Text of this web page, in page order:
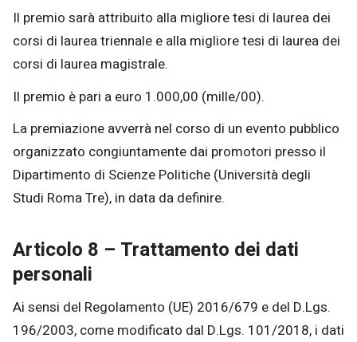
Il premio sarà attribuito alla migliore tesi di laurea dei
corsi di laurea triennale e alla migliore tesi di laurea dei
corsi di laurea magistrale.
Il premio è pari a euro 1.000,00 (mille/00).
La premiazione avverrà nel corso di un evento pubblico
organizzato congiuntamente dai promotori presso il
Dipartimento di Scienze Politiche (Università degli
Studi Roma Tre), in data da definire.
Articolo 8 – Trattamento dei dati
personali
Ai sensi del Regolamento (UE) 2016/679 e del D.Lgs.
196/2003, come modificato dal D.Lgs. 101/2018, i dati